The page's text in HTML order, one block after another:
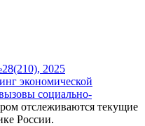
2025
экономической
социально-
отслеживаются текущие
России.